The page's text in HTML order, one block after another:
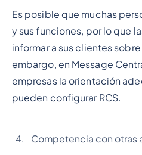
Es posible que muchas
y sus funciones, por lo que
informar a sus clientes
embargo, en Message
empresas la orientación
pueden configurar RCS.
Competencia con otras